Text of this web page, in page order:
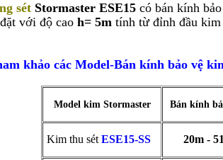
sét Stormaster ESE15 có bán kính
với độ cao h= 5m tính từ đỉnh đầu kim
các Model-Bán kính bảo vệ kim
Model kim Stormaster Bán kính
Kim thu sétESE15-SS 20m -